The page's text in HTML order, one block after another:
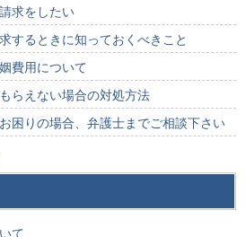
求をしたい
するときに知っておくべきこと
費用について
らえない場合の対処方法
困りの場合、弁護士までご相談下さい
て